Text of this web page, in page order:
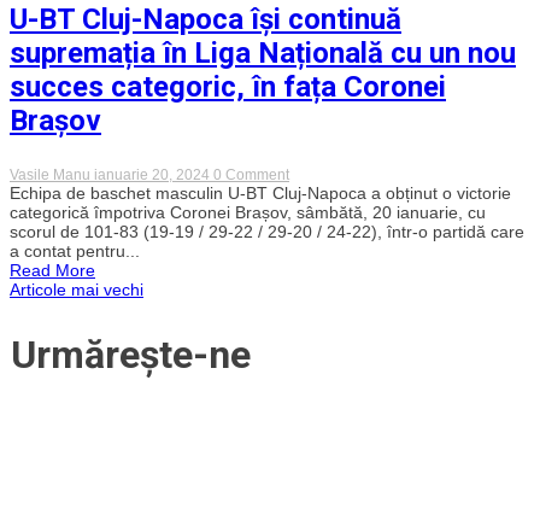
Mandorlini,
dat
afară!
U-BT Cluj-Napoca își continuă
supremația în Liga Națională cu un nou
succes categoric, în fața Coronei
Brașov
Vasile Manu ianuarie 20, 2024 0 Commenton
U-
BT
Cluj-
Napoca
Echipa de baschet masculin U-BT Cluj-Napoca a obținut o victorie
categorică împotriva Coronei Brașov, sâmbătă, 20 ianuarie, cu
scorul de 101-83 (19-19 / 29-22 / 29-20 / 24-22), într-o partidă care
a contat pentru...
Read More
Navigare
în
Articole mai vechi
Urmărește-ne